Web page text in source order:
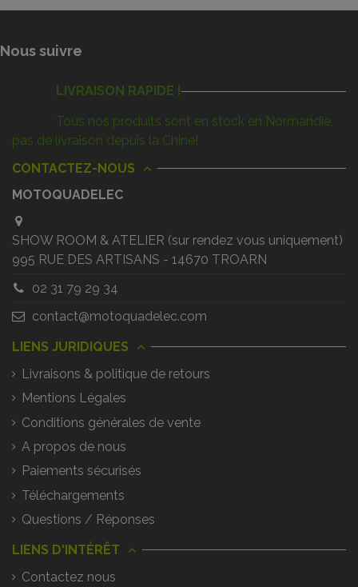
Nous suivre
LIVRAISON RAPIDE !
Tous nos produits sont en stock en Normandie,
pas de livraison depuis la Chine!
CONTACTEZ-NOUS
MOTOQUADELEC
SHOW ROOM & ATELIER (sur rendez vous uniquement)
995 RUE DES ARTISANS - 14670 TROARN
02 31 79 29 34
contact@motoquadelec.com
LIENS JURIDIQUES
Livraisons & politique de retours
Mentions Légales
Conditions générales de vente
A propos de nous
Paiements sécurisés
Téléchargements
Questions / Réponses
LIENS D'INTÉRÊT
Contactez nous